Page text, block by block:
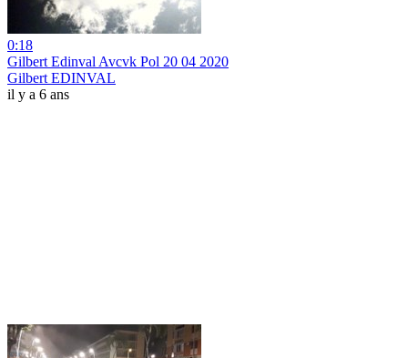
0:18
Gilbert Edinval Avcvk Pol 20 04 2020
Gilbert EDINVAL
il y a 6 ans